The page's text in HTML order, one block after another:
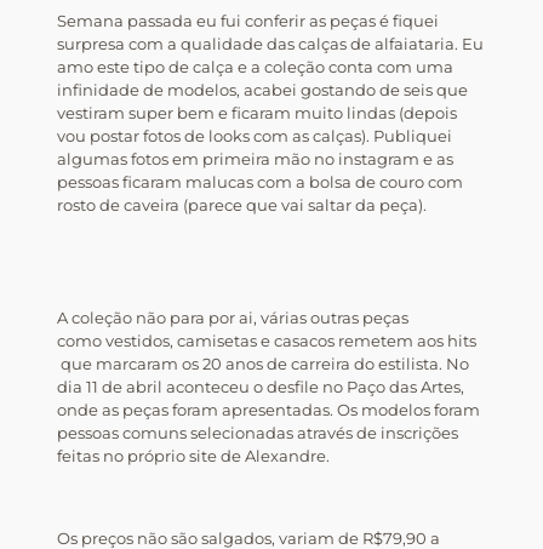
Semana passada eu fui conferir as peças é fiquei
surpresa com a qualidade das calças de alfaiataria. Eu
amo este tipo de calça e a coleção conta com uma
infinidade de modelos, acabei gostando de seis que
vestiram super bem e ficaram muito lindas (depois
vou postar fotos de looks com as calças). Publiquei
algumas fotos em primeira mão no instagram e as
pessoas ficaram malucas com a bolsa de couro com
rosto de caveira (parece que vai saltar da peça).
A coleção não para por ai, várias outras peças
como vestidos, camisetas e casacos remetem aos hits
que marcaram os 20 anos de carreira do estilista. No
dia 11 de abril aconteceu o desfile no Paço das Artes,
onde as peças foram apresentadas. Os modelos foram
pessoas comuns selecionadas através de inscrições
feitas no próprio site de Alexandre.
Os preços não são salgados, variam de R$79,90 a